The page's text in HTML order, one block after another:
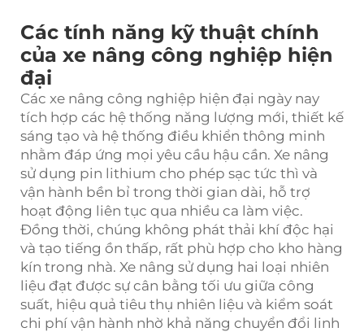
Các tính năng kỹ thuật chính
của xe nâng công nghiệp hiện
đại
Các xe nâng công nghiệp hiện đại ngày nay
tích hợp các hệ thống năng lượng mới, thiết kế
sáng tạo và hệ thống điều khiển thông minh
nhằm đáp ứng mọi yêu cầu hậu cần. Xe nâng
sử dụng pin lithium cho phép sạc tức thì và
vận hành bền bỉ trong thời gian dài, hỗ trợ
hoạt động liên tục qua nhiều ca làm việc.
Đồng thời, chúng không phát thải khí độc hại
và tạo tiếng ồn thấp, rất phù hợp cho kho hàng
kín trong nhà. Xe nâng sử dụng hai loại nhiên
liệu đạt được sự cân bằng tối ưu giữa công
suất, hiệu quả tiêu thụ nhiên liệu và kiểm soát
chi phí vận hành nhờ khả năng chuyển đổi linh